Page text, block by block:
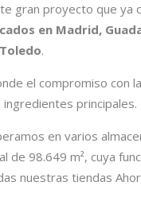
gran proyecto que ya
en Madrid,
.
el compromiso con
principales.
en varios
de 98.649 m², cuya
nuestras tiendas